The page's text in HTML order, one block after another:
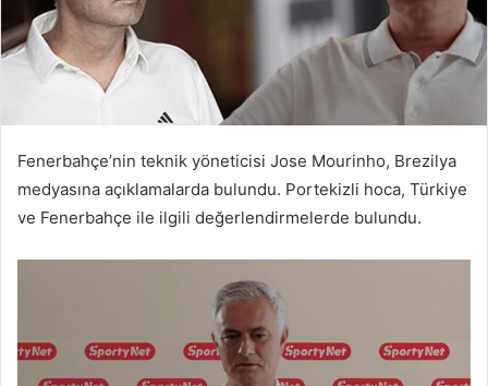
Fenerbahçe’nin teknik yöneticisi Jose Mourinho, Brezilya
medyasına açıklamalarda bulundu. Portekizli hoca, Türkiye
ve Fenerbahçe ile ilgili değerlendirmelerde bulundu.